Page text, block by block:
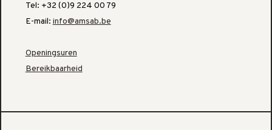
Tel: +32 (0)9 224 00 79
E-mail: info@amsab.be
Openingsuren
Bereikbaarheid